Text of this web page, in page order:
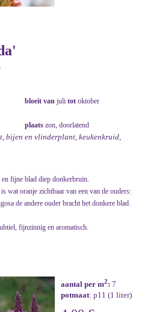
bloeit van juli tot oktober
plaats zon, doorlatend
bijen en vlinderplant, keukenkruid,
fijne blad diep donkerbruin.
wat oranje zichtbaar van een van de ouders:
de andere ouder bracht het donkere blad.
fijnzinnig en aromatisch.
aantal per m2: 7
potmaat: p11 (1 liter)